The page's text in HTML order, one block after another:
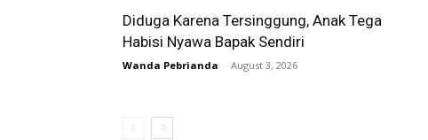
Diduga Karena Tersinggung, Anak Tega
Habisi Nyawa Bapak Sendiri
Wanda Pebrianda - August 3, 2026